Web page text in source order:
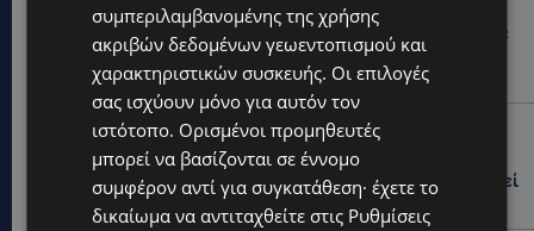
ΚΑΤΑΓΓΕΛΙΑ: Για άνδρα που φέρεται να παρενοχλούσε
γυναίκες στο Δασούδι – Σε εξέλιξη οι αστυνομικές
έρευνες
UPDATES
ΛΕΥΚΩΣΙΑ: Γιατί ένας 16χρονος φέρεται να έβαλε
φωτιά σε ιστορική μπυραρία – Η Αστυνομία αναζητεί
το κίνητρο
συμπεριλαμβανομένης της χρήσης
ακριβών δεδομένων γεωεντοπισμού και
χαρακτηριστικών συσκευής. Οι επιλογές
σας ισχύουν μόνο για αυτόν τον
ιστότοπο. Ορισμένοι προμηθευτές
μπορεί να βασίζονται σε έννομο
συμφέρον αντί για συγκατάθεση· έχετε το
δικαίωμα να αντιταχθείτε στις Ρυθμίσεις